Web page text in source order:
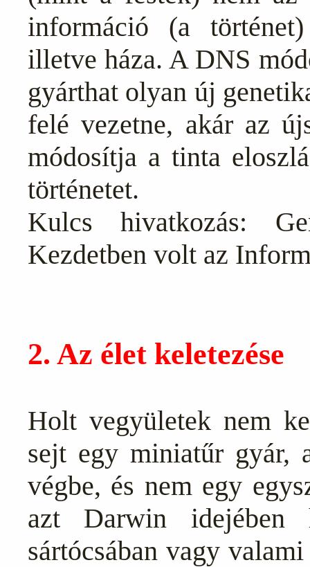
információ (a
illetve háza. A DNS
gyárthat olyan új
felé vezetne, akár az
módosítja a tinta
történetet.
Kulcs hivatkozás:
Kezdetben volt az
2. Az élet keletezése
Holt vegyületek nem
sejt egy miniatűr gyár,
végbe, és nem egy
azt Darwin idejében
sártócsában vagy